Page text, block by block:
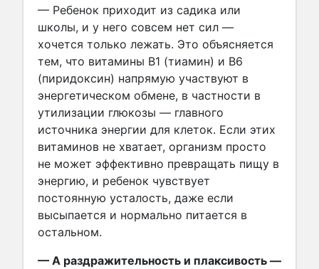
— Ребенок приходит из садика или
школы, и у него совсем нет сил —
хочется только лежать. Это объясняется
тем, что витамины В1 (тиамин) и В6
(пиридоксин) напрямую участвуют в
энергетическом обмене, в частности в
утилизации глюкозы — главного
источника энергии для клеток. Если этих
витаминов не хватает, организм просто
не может эффективно превращать пищу в
энергию, и ребенок чувствует
постоянную усталость, даже если
высыпается и нормально питается в
остальном.
— А раздражительность и плаксивость —